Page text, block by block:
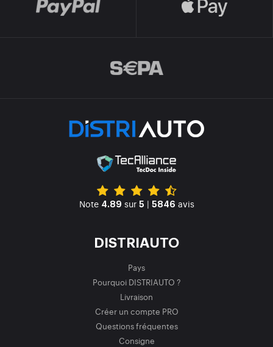
Note 4.89 sur 5 | 5846 avis
DISTRIAUTO
Pays
Pourquoi DISTRIAUTO ?
Livraison
Créer un compte PRO
Questions fréquentes
Consigne